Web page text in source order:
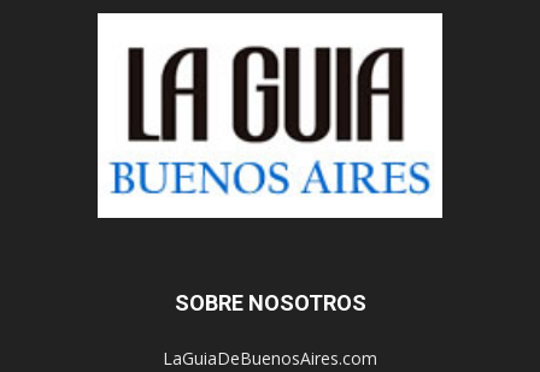
SOBRE NOSOTROS
LaGuiaDeBuenosAires.com